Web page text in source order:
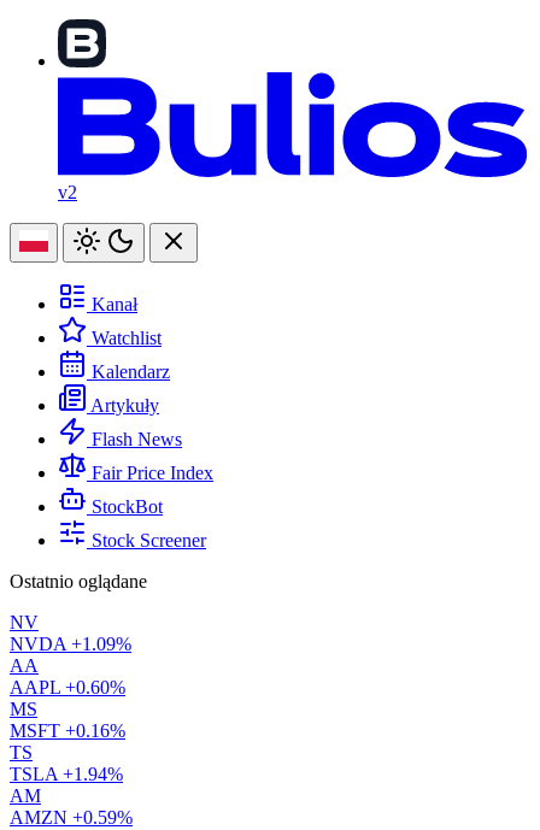
v2
Kanał
Watchlist
Kalendarz
Artykuły
Flash News
Fair Price Index
StockBot
Stock Screener
Ostatnio oglądane
NV
NVDA +1.09%
AA
AAPL +0.60%
MS
MSFT +0.16%
TS
TSLA +1.94%
AM
AMZN +0.59%